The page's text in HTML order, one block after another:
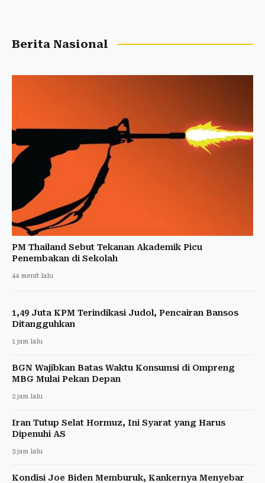
Berita Nasional
PM Thailand Sebut Tekanan Akademik Picu
Penembakan di Sekolah
44 menit lalu
1,49 Juta KPM Terindikasi Judol, Pencairan Bansos
Ditangguhkan
1 jam lalu
BGN Wajibkan Batas Waktu Konsumsi di Ompreng
MBG Mulai Pekan Depan
2 jam lalu
Iran Tutup Selat Hormuz, Ini Syarat yang Harus
Dipenuhi AS
3 jam lalu
Kondisi Joe Biden Memburuk, Kankernya Menyebar